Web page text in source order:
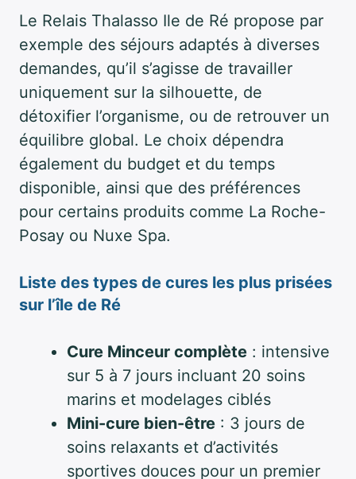
Le Relais Thalasso Ile de Ré propose par
exemple des séjours adaptés à diverses
demandes, qu’il s’agisse de travailler
uniquement sur la silhouette, de
détoxifier l’organisme, ou de retrouver un
équilibre global. Le choix dépendra
également du budget et du temps
disponible, ainsi que des préférences
pour certains produits comme La Roche-
Posay ou Nuxe Spa.
Liste des types de cures les plus prisées
sur l’île de Ré
Cure Minceur complète : intensive
sur 5 à 7 jours incluant 20 soins
marins et modelages ciblés
Mini-cure bien-être : 3 jours de
soins relaxants et d’activités
sportives douces pour un premier